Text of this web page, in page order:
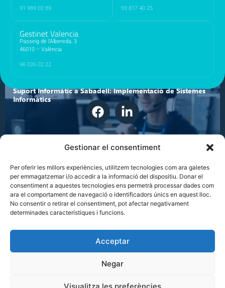
Gestionar el consentiment
Per oferir les millors experiències, utilitzem tecnologies com ara galetes
per emmagatzemar i/o accedir a la informació del dispositiu. Donar el
consentiment a aquestes tecnologies ens permetrà processar dades com
ara el comportament de navegació o identificadors únics en aquest lloc.
No consentir o retirar el consentiment, pot afectar negativament
determinades característiques i funcions.
Acceptar
Negar
Visualitza les preferències
Suport Informàtic a Sabadell: Implementació de Sistemes
Informàtics
Serveis Informàtics a Granollers: Gestió de Projectes
91 989 02 89 93 817 40 25
Gestinet Valencia
Passeig de l’Albereda, 3
46010 – València
96 026 02 22
© Gestinet Internet & InformàticaGestinet Sitemap
Política de Seguridad de la Información